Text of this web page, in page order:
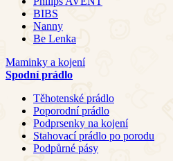
BIBS
Nanny
Be Lenka
Maminky a kojení
Spodní prádlo
Těhotenské prádlo
Poporodní prádlo
Podprsenky na kojení
Stahovací prádlo po porodu
Podpůrné pásy